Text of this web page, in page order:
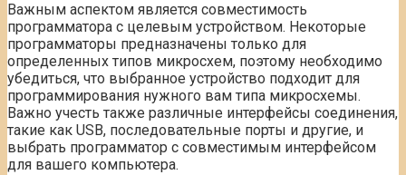
Важным аспектом является совместимость
программатора с целевым устройством. Некоторые
программаторы предназначены только для
определенных типов микросхем, поэтому необходимо
убедиться, что выбранное устройство подходит для
программирования нужного вам типа микросхемы.
Важно учесть также различные интерфейсы соединения,
такие как USB, последовательные порты и другие, и
выбрать программатор с совместимым интерфейсом
для вашего компьютера.